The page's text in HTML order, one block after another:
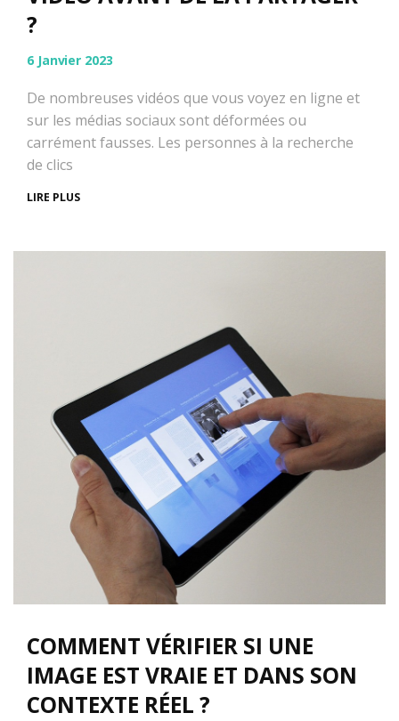
?
6 Janvier 2023
De nombreuses vidéos que vous voyez en ligne et
sur les médias sociaux sont déformées ou
carrément fausses. Les personnes à la recherche
de clics
LIRE PLUS
COMMENT VÉRIFIER SI UNE
IMAGE EST VRAIE ET DANS SON
CONTEXTE RÉEL ?